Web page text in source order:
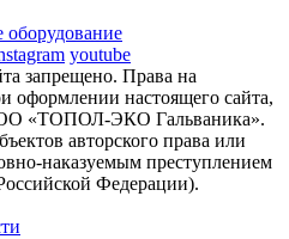
оборудование
youtube
запрещено. Права на
оформлении настоящего сайта,
«ТОПОЛ-ЭКО Гальваника».
авторского права или
наказуемым преступлением
Федерации).